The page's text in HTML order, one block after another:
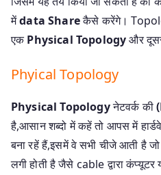
मेंdata Shareकैसे करेंगे।
एकPhysical Topologyऔर
Phyical Topology
Physical Topologyनेटवर्क की
है,आसान शब्दो में कहें तो आपस में
बना रहें हैं,इसमें वे सभी चीजे आती है
लगी होती है जैसे cable द्वारा